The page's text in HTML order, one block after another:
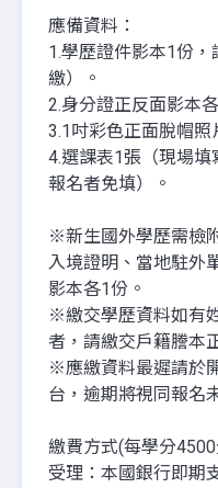
應備資料：
1.學歷證件影本1份
繳）。
2.身分證正反面影本
3.1吋彩色正面脫帽照
4.選課表1張（現場
報名者免填）。
※新生國外學歷需檢
入境證明、當地駐外
影本各1份。
※繳交學歷資料如有
者，請繳交戶籍謄本
※應繳資料最遲請於
台，逾期將視同報名
繳費方式(每學分4500
受理：本國銀行即期